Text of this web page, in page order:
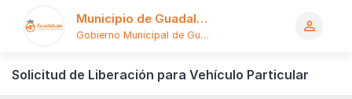
Municipio de Guadalupe
Gobierno Municipal de Guadalupe
person_outline
Solicitud de Liberación para Vehículo Particular